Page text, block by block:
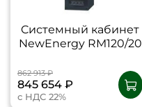
Cистемный кабинет
NewEnergy RM120/20
862 913 ₽
845 654 ₽
с НДС 22%